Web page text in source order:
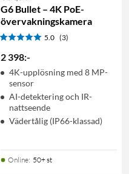
G6 Bullet – 4K PoE-
övervakningskamera
5.0 (3)
2 398:-
4K-upplösning med 8 MP-
sensor
AI-detektering och IR-
nattseende
Vädertålig (IP66-klassad)
Online: 50+ st